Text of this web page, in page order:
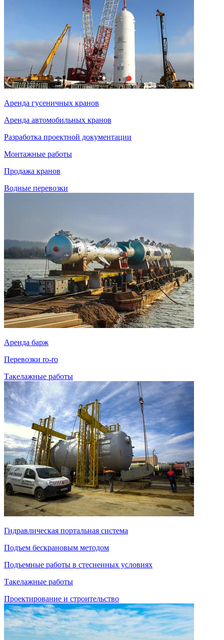
Аренда гусеничных кранов
Аренда автомобильных кранов
Разработка проектной документации
Монтажные работы
Продажа кранов
Водные перевозки
Аренда барж
Перевозки ro-ro
Такелажные работы
Гидравлическая портальная система
Подъем бескрановым методом
Подъемные работы в стесненных условиях
Такелажные работы
Проектирование и строительство